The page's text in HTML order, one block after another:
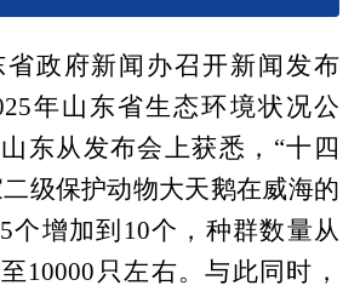
政府新闻办召开新闻发布
年山东省生态环境状况公
东从发布会上获悉，“十四
级保护动物大天鹅在威海的
个增加到10个，种群数量从
10000只左右。与此同时，